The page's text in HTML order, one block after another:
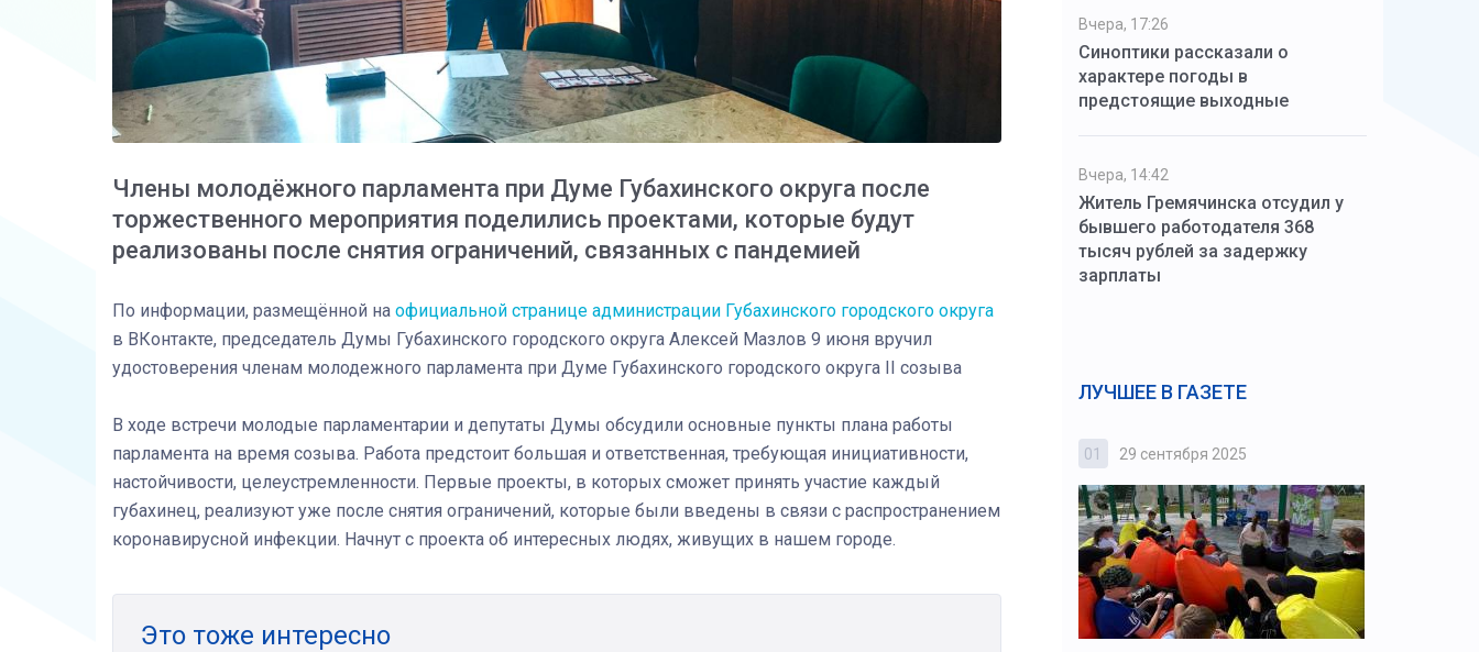
Члены молодёжного парламента при Думе Губахинского округа после
торжественного мероприятия поделились проектами, которые будут
реализованы после снятия ограничений, связанных с пандемией
По информации, размещённой на официальной странице администрации Губахинского городского округа
в ВКонтакте, председатель Думы Губахинского городского округа Алексей Мазлов 9 июня вручил
удостоверения членам молодежного парламента при Думе Губахинского городского округа II созыва
В ходе встречи молодые парламентарии и депутаты Думы обсудили основные пункты плана работы
парламента на время созыва. Работа предстоит большая и ответственная, требующая инициативности,
настойчивости, целеустремленности. Первые проекты, в которых сможет принять участие каждый
губахинец, реализуют уже после снятия ограничений, которые были введены в связи с распространением
коронавирусной инфекции. Начнут с проекта об интересных людях, живущих в нашем городе.
Это тоже интересно
Вчера, 17:26
Синоптики рассказали о
характере погоды в
предстоящие выходные
Вчера, 14:42
Житель Гремячинска отсудил у
бывшего работодателя 368
тысяч рублей за задержку
зарплаты
ЛУЧШЕЕ В ГАЗЕТЕ
03 4 октября 2025 01 29 сентября 2025